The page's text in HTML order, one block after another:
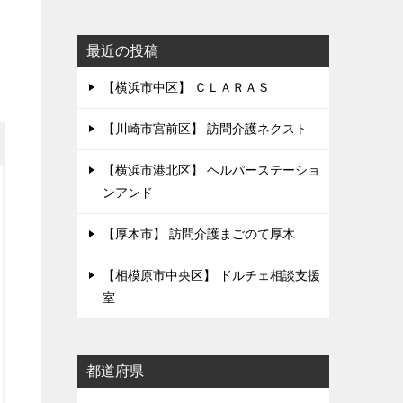
最近の投稿
【横浜市中区】 ＣＬＡＲＡＳ
【川崎市宮前区】 訪問介護ネクスト
【横浜市港北区】 ヘルパーステーショ
ンアンド
【厚木市】 訪問介護まごのて厚木
【相模原市中央区】 ドルチェ相談支援
室
都道府県